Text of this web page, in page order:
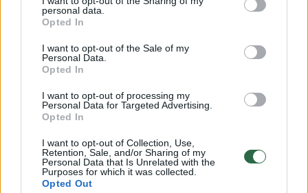
personal data.
Opted In
I want to opt-out of the Sale of my
Personal Data.
Opted In
I want to opt-out of processing my
Personal Data for Targeted Advertising.
Opted In
I want to opt-out of Collection, Use,
Retention, Sale, and/or Sharing of my
Personal Data that Is Unrelated with the
Purposes for which it was collected.
Opted Out
Kazimirai Prunskienei – paskutinė
artimieji, bičiuliai ir buvę kolegos
2026 m. rugpjūčio 6 d. 05:50